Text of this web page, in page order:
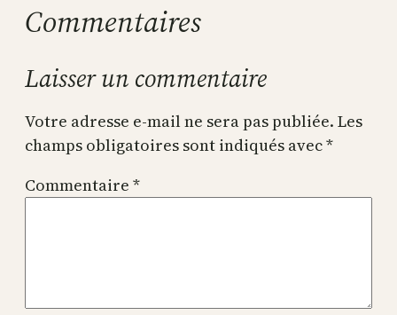
Commentaires
Laisser un commentaire
Votre adresse e-mail ne sera pas publiée. Les
champs obligatoires sont indiqués avec*
Commentaire *